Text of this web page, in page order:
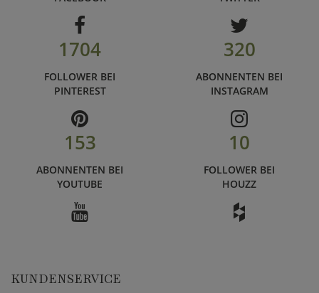
1704
FOLLOWER BEI
PINTEREST
320
ABONNENTEN BEI
INSTAGRAM
153
ABONNENTEN BEI
YOUTUBE
10
FOLLOWER BEI
HOUZZ
KUNDENSERVICE